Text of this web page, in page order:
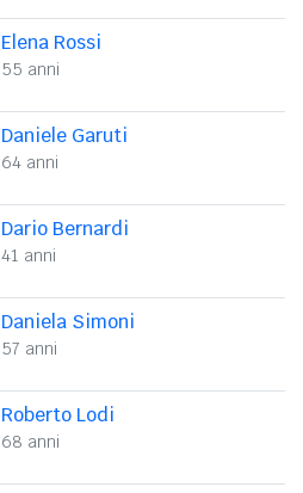
Elena Rossi
55 anni
Daniele Garuti
64 anni
Dario Bernardi
41 anni
Daniela Simoni
57 anni
Roberto Lodi
68 anni